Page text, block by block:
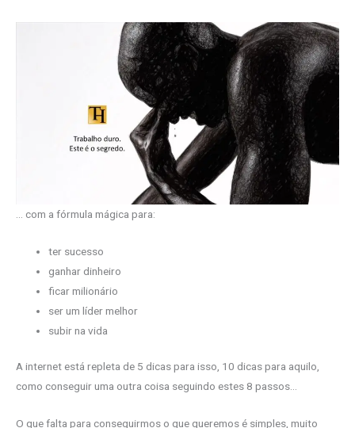
… com a fórmula mágica para:
ter sucesso
ganhar dinheiro
ficar milionário
ser um líder melhor
subir na vida
A internet está repleta de 5 dicas para isso, 10 dicas para aquilo,
como conseguir uma outra coisa seguindo estes 8 passos…
O que falta para conseguirmos o que queremos é simples, muito